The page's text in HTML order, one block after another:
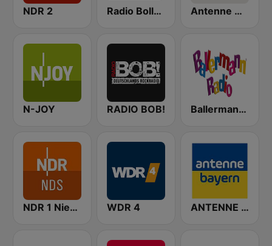
NDR 2 Radio Bollerwagen Antenne Niedersachsen
N-JOY RADIO BOB! Ballermann Radio
NDR 1 Niedersachsen WDR 4 ANTENNE BAYERN